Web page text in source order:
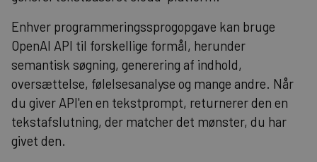
Enhver programmeringssprogopgave kan bruge
OpenAI API til forskellige formål, herunder
semantisk søgning, generering af indhold,
oversættelse, følelsesanalyse og mange andre. Når
du giver API'en en tekstprompt, returnerer den en
tekstafslutning, der matcher det mønster, du har
givet den.